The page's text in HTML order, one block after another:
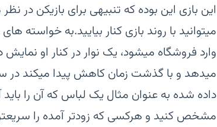
این بازی این بوده که تنبیهی برای بازیکن در
میتوانید با روند بازی کنار بیایید.به
وارد فروشگاه میشود، یک نوار در کنار او
میدهد و با گذشت زمان کاهش پیدا میکند
داده شده به عنوان مثال یک لباس که آن را باید
مشخص کنید و هرکسی که زودتر آمده را سریعتر